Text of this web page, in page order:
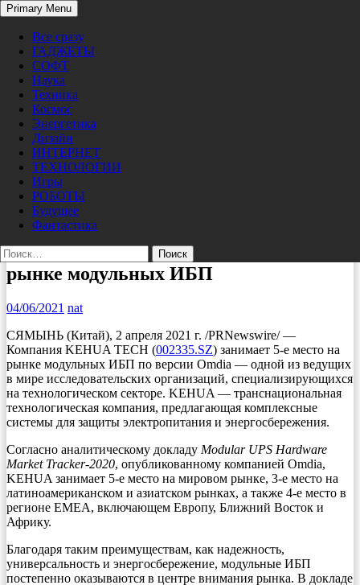
Skip
content
Pro/Hi-Tech
Search
Primary Menu
Все сразу
ГАДЖЕТЫ
СОФТ
Наука
Техника
Космос
Энергетика
Дизайн
ИНТЕРНЕТ
ТЕХНОЛОГИИ
Игры
РОБОТЫ
Будущее
Фантастика
Найти:
ТЕХНОЛОГИИ
KEHUA занимает 5-е место на мировом
рынке модульных ИБП
04/06/2021 nat
СЯМЫНЬ (Китай), 2 апреля 2021 г. /PRNewswire/ —
Компания KEHUA TECH (002335.SZ) занимает 5-е место на
рынке модульных ИБП по версии Omdia — одной из ведущих
в мире исследовательских организаций, специализирующихся
на технологическом секторе. KEHUA — транснациональная
технологическая компания, предлагающая комплексные
системы для защиты электропитания и энергосбережения.
Согласно аналитическому докладу Modular UPS Hardware
Market Tracker-2020, опубликованному компанией Omdia,
KEHUA занимает 5-е место на мировом рынке, 3-е место на
латиноамериканском и азиатском рынках, а также 4-е место в
регионе EMEA, включающем Европу, Ближний Восток и
Африку.
Благодаря таким преимуществам, как надежность,
универсальность и энергосбережение, модульные ИБП
постепенно оказываются в центре внимания рынка. В докладе